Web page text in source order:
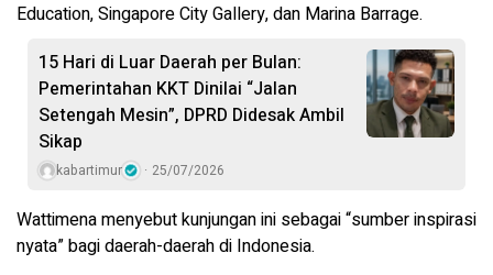
Education, Singapore City Gallery, dan Marina Barrage.
15 Hari di Luar Daerah per Bulan:
Pemerintahan KKT Dinilai “Jalan
Setengah Mesin”, DPRD Didesak Ambil
Sikap
kabartimur 25/07/2026
Wattimena menyebut kunjungan ini sebagai “sumber inspirasi
nyata” bagi daerah-daerah di Indonesia.